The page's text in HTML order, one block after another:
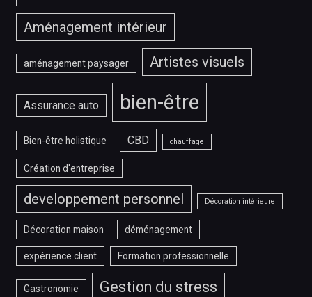
Aménagement intérieur
aménagement paysager Artistes visuels
Assurance auto bien-être
Bien-être holistique CBD chauffage
Création d'entreprise
developpement personnel Décoration intérieure
Décoration maison déménagement
expérience client Formation professionnelle
Gastronomie Gestion du stress